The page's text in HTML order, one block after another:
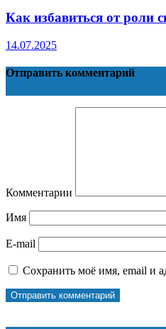
Как избавиться от роли
14.07.2025
Отправить комментарий
Комментарии
Имя
E-mail
Сохранить моё имя, email и